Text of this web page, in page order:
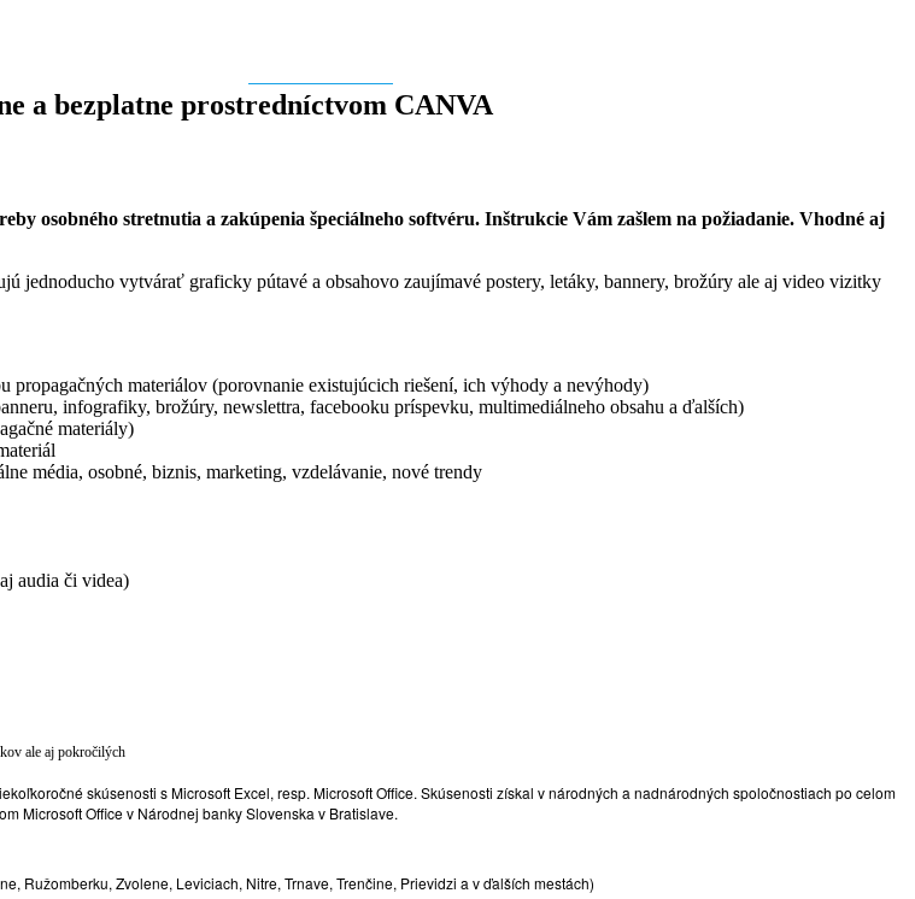
a bezplatne prostredníctvom CANVA
osobného stretnutia a zakúpenia špeciálneho softvéru. Inštrukcie Vám zašlem na požiadanie. Vhodné aj
jednoducho vytvárať graficky pútavé a obsahovo zaujímavé postery, letáky, bannery, brožúry ale aj video vizitky
propagačných materiálov (porovnanie existujúcich riešení, ich výhody a nevýhody)
infografiky, brožúry, newslettra, facebooku príspevku, multimediálneho obsahu a ďalších)
materiály)
média, osobné, biznis, marketing, vzdelávanie, nové trendy
audia či videa)
ale aj pokročilých
skúsenosti s Microsoft Excel, resp. Microsoft Office. Skúsenosti získal v národných a nadnárodných spoločnostiach po celom
Microsoft Office v Národnej banky Slovenska v Bratislave.
Ružomberku, Zvolene, Leviciach, Nitre, Trnave, Trenčine, Prievidzi a v ďalších mestách)